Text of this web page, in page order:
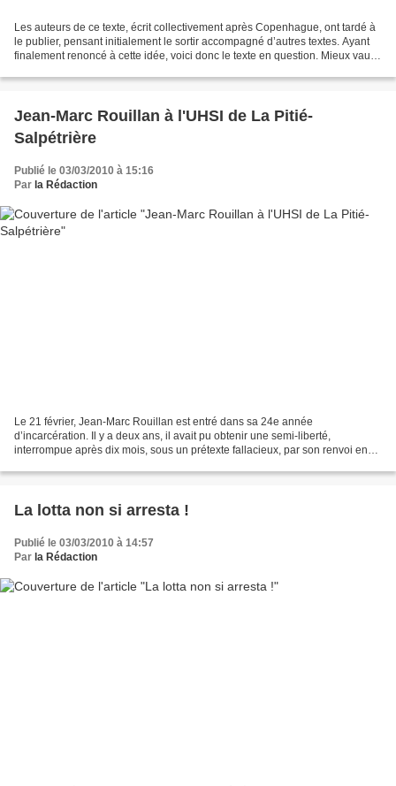
Les auteurs de ce texte, écrit collectivement après Copenhague, ont tardé à
le publier, pensant initialement le sortir accompagné d’autres textes. Ayant
finalement renoncé à cette idée, voici donc le texte en question. Mieux vaut
Jean-Marc Rouillan à l'UHSI de La Pitié-
Salpétrière
Publié le 03/03/2010 à 15:16
Par la Rédaction
Le 21 février, Jean-Marc Rouillan est entré dans sa 24e année
d’incarcération. Il y a deux ans, il avait pu obtenir une semi-liberté,
interrompue après dix mois, sous un prétexte fallacieux, par son renvoi en
La lotta non si arresta !
Publié le 03/03/2010 à 14:57
Par la Rédaction